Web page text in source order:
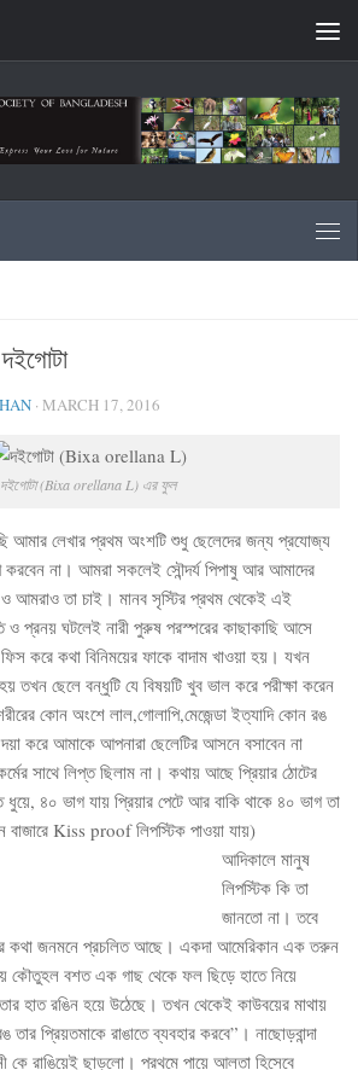
· MARCH 17, 2016
দইগোটা (Bixa orellana L) এর ফুল
আমার লেখার প্রথম অংশটি শুধু ছেলেদের জন্য প্রযোজ্য
করবেন না। আমরা সকলেই সৌন্দর্য পিপাষু আর আমাদের
ও আমরাও তা চাই। মানব সৃস্টির প্রথম থেকেই এই
ও প্রনয় ঘটলেই নারী পুরুষ পরস্পরের কাছাকাছি আসে
করে কথা বিনিময়ের ফাকে বাদাম খাওয়া হয়। যখন
তখন ছেলে বন্ধুটি যে বিষয়টি খুব ভাল করে পরীক্ষা করেন
কোন অংশে লাল,গোলাপি,মেজেন্ডা ইত্যাদি কোন রঙ
করে আমাকে আপনারা ছেলেটির আসনে বসাবেন না
সাথে লিপ্ত ছিলাম না। কথায় আছে প্রিয়ার ঠোটের
ধুয়ে, ৪০ ভাগ যায় প্রিয়ার পেটে আর বাকি থাকে ৪০ ভাগ তা
বাজারে Kiss proof লিপস্টিক পাওয়া যায়)
আদিকালে মানুষ
লিপস্টিক কি তা
জানতো না। তবে
কথা জনমনে প্রচলিত আছে। একদা আমেরিকান এক তরুন
কৌতুহল বশত এক গাছ থেকে ফল ছিড়ে হাতে নিয়ে
হাত রঙিন হয়ে উঠেছে। তখন থেকেই কাউবয়ের মাথায়
প্রিয়তমাকে রাঙাতে ব্যবহার করবে”। নাছোড়বান্দা
কে রাঙিয়েই ছাড়লো। প্রথমে পায়ে আলতা হিসেবে